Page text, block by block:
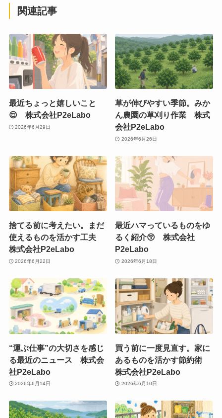
関連記事
最近ちょっと嬉しいこと
😌 株式会社P2eLabo
2026年6月29日
草が伸びやすい季節。みか
ん農園の草刈り作業 株式
会社P2eLabo
2026年6月26日
捨てる前に考えたい。まだ
使えるものを活かす工夫
株式会社P2eLabo
2026年6月22日
最近ハマっているものをゆ
るく紹介😚 株式会社
P2eLabo
2026年6月18日
“運ぶ仕事”の大切さを感じ
る最近のニュース 株式会
社P2eLabo
2026年6月14日
買う前に一度見直す。家に
あるものを活かす節約術
株式会社P2eLabo
2026年6月10日